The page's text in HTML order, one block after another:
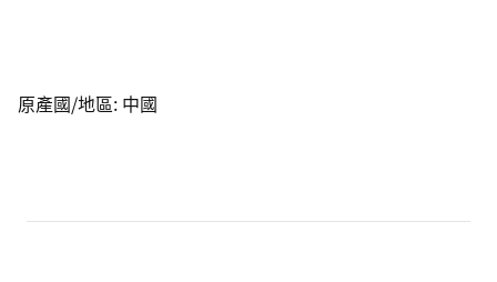
原產國/地區: 中國